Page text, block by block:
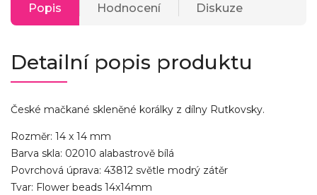
Popis Hodnocení Diskuze
Detailní popis produktu
České mačkané skleněné korálky z dílny Rutkovsky.
Rozměr: 14 x 14 mm
Barva skla: 02010 alabastrově bílá
Povrchová úprava: 43812 světle modrý zátěr
Tvar: Flower beads 14x14mm